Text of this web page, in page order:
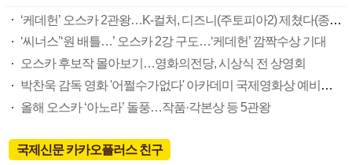
‘케데헌’ 오스카 2관왕…K-컬처, 디즈니(주토피아2) 제쳤다(종합)
‘씨너스’‘원 배틀…’ 오스카 2강 구도…‘케데헌’ 깜짝수상 기대
오스카 후보작 몰아보기…영화의전당, 시상식 전 상영회
박찬욱 감독 영화 '어쩔수가없다' 아카데미 국제영화상 예비후보 올라
올해 오스카 ‘아노라’ 돌풍…작품·각본상 등 5관왕
국제신문 카카오플러스 친구